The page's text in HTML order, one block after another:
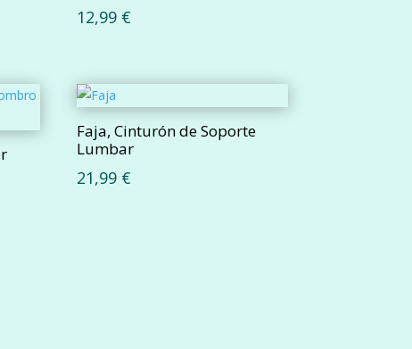
12,99 €
Faja, Cinturón de Soporte
Lumbar
21,99 €